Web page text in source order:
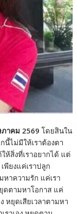
าคม 2569 โดยสินใน
นี้ไม่มีให้เราต้องตา
ห้สิ่งที่เราอยากได้ แต่
พียงแค่เราปลูก
หาความรัก แค่เรา
ดตามหาโอกาส แค่
หยุดเสียเวลาตามหา